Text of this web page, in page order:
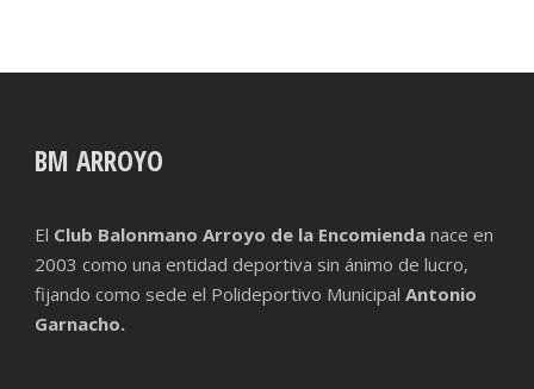
BM ARROYO
El Club Balonmano Arroyo de la Encomienda nace en
2003 como una entidad deportiva sin ánimo de lucro,
fijando como sede el Polideportivo Municipal Antonio
Garnacho.